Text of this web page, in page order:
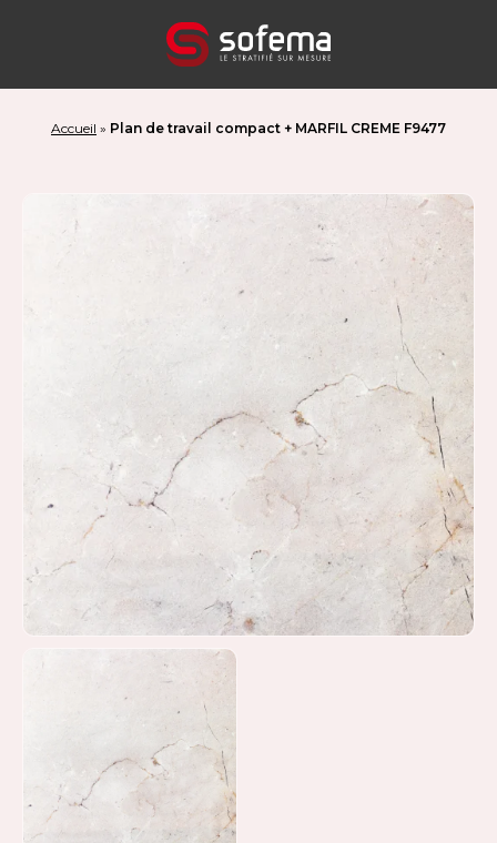
Accueil » Plan de travail compact + MARFIL CREME F9477